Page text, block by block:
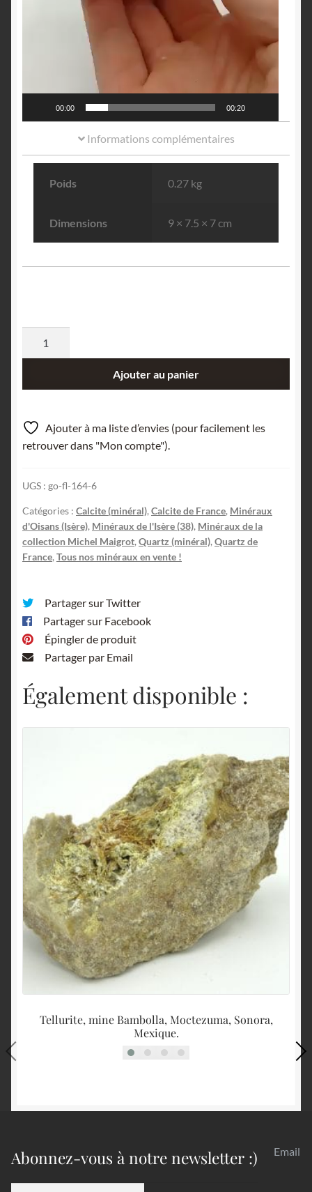
00:00 00:20
Informations complémentaires
Poids 0.27 kg
Dimensions 9 × 7.5 × 7 cm
et
Virage
n°11,
Isère.
Ajouter au panier
Ajouter à ma liste d’envies (pour facilement les
retrouver dans "Mon compte").
UGS : go-fl-164-6
Catégories : Calcite (minéral), Calcite de France, Minéraux
d'Oisans (Isère), Minéraux de l'Isère (38), Minéraux de la
collection Michel Maigrot, Quartz (minéral), Quartz de
France, Tous nos minéraux en vente !
Partager sur Twitter
Partager sur Facebook
Épingler de produit
Partager par Email
Également disponible :
Tellurite, mine Bambolla, Moctezuma, Sonora,
Mexique.
Abonnez-vous à notre newsletter :) Email